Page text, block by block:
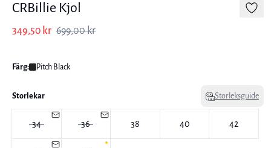
CRBillie Kjol
349,50 kr 699,00 kr
Färg: Pitch Black
Storlekar Storleksguide
34 36 38 40 42